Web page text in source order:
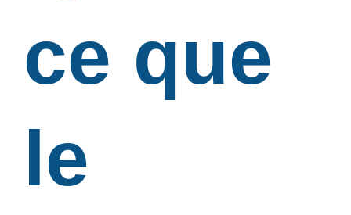
ce que
le